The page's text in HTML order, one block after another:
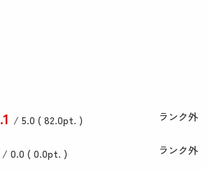
.1 / 5.0 ( 82.0pt. ) ランク外
/ 0.0 ( 0.0pt. ) ランク外